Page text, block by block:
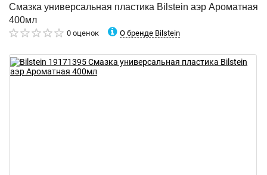
Смазка универсальная пластика Bilstein аэр Ароматная
400мл
0 оценок О бренде Bilstein